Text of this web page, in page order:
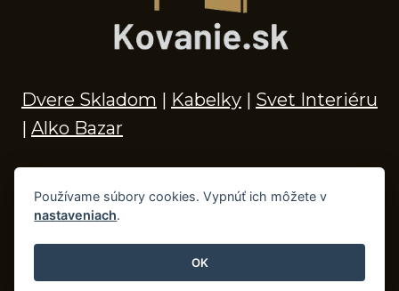
Dvere Skladom | Kabelky | Svet Interiéru
| Alko Bazar
© 2026 Kľučky na dvere, madlá, kovania,
doplnky do kúpeľne a príslušenstvo
Používame súbory cookies. Vypnúť ich môžete v
nastaveniach.
OK